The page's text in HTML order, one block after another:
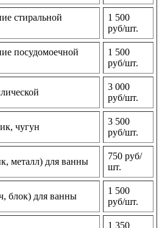
стиральной
1 500
руб/шт.
посудомоечной
1 500
руб/шт.
3 000
руб/шт.
чугун
3 500
руб/шт.
металл) для ванны
750 руб/
шт.
блок) для ванны
1 500
руб/шт.
1 350